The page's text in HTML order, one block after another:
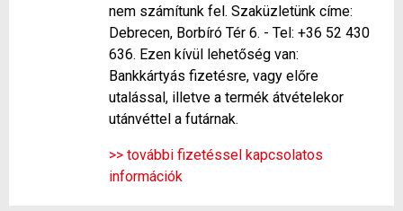
nem számítunk fel. Szaküzletünk címe:
Debrecen, Borbíró Tér 6. - Tel: +36 52 430
636. Ezen kívül lehetőség van:
Bankkártyás fizetésre, vagy előre
utalással, illetve a termék átvételekor
utánvéttel a futárnak.
>> további fizetéssel kapcsolatos
információk